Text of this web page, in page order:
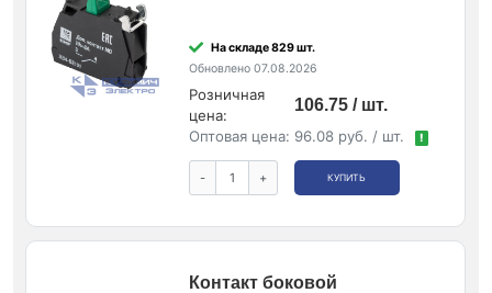
На складе 829 шт.
Обновлено 07.08.2026
Розничная
цена:
106.75 / шт.
Оптовая цена: 96.08 руб. / шт. !
- + КУПИТЬ
Контакт боковой